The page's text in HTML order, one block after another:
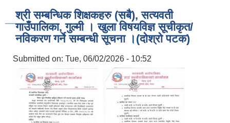
श्री सम्बन्धिक शिक्षकहरु (सबै), सत्यवती
गाउँपालिका, गुल्मी । खुला विषयविज्ञ सूचीकृत/
नविकरण गर्ने सम्बन्धी सूचना ।(दोश्रो पटक)
Submitted on: Tue, 06/02/2026 - 10:52